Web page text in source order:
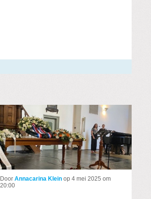
Door Annacarina Klein op 4 mei 2025 om
20:00